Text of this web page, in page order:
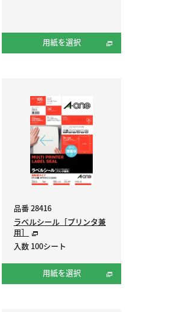
用紙を選択
品番 28416
ラベルシール［プリンタ兼
用］
入数 100シート
用紙を選択